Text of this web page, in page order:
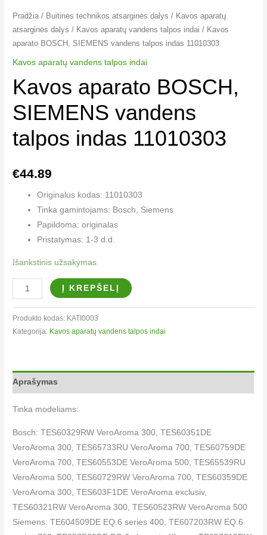
Pradžia / Buitinės technikos atsarginės dalys / Kavos aparatų
atsarginės dalys / Kavos aparatų vandens talpos indai​ / Kavos
aparato BOSCH, SIEMENS vandens talpos indas 11010303
Kavos aparatų vandens talpos indai​
Kavos aparato BOSCH,
SIEMENS vandens
talpos indas 11010303
€44.89
Originalus kodas: 11010303
Tinka gamintojams: Bosch, Siemens
Papildoma: originalas
Pristatymas: 1-3 d.d.
Išankstinis užsakymas
Į KREPŠELĮ
Produkto kodas: KATI0003
Kategorija: Kavos aparatų vandens talpos indai​
Aprašymas
Tinka modeliams:
Bosch: TES60329RW VeroAroma 300, TES60351DE
VeroAroma 300, TES65733RU VeroAroma 700, TES60759DE
VeroAroma 700, TES60553DE VeroAroma 500, TES65539RU
VeroAroma 500, TES60729RW VeroAroma 700, TES60359DE
VeroAroma 300, TES603F1DE VeroAroma exclusiv,
TES60321RW VeroAroma 300, TES60523RW VeroAroma 500
Siemens: TE604509DE EQ.6 series 400, TE607203RW EQ.6